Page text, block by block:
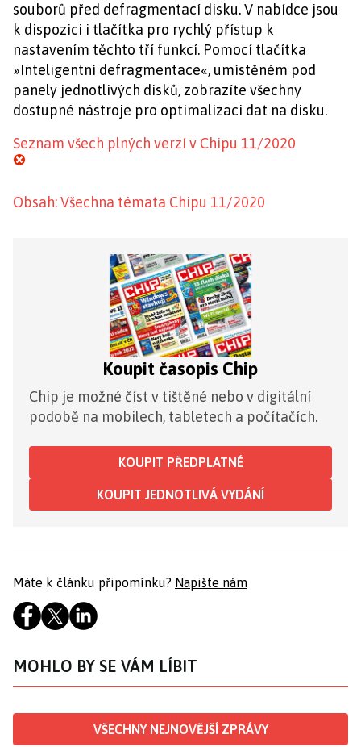
souborů před defragmentací disku. V nabídce jsou
k dispozici i tlačítka pro rychlý přístup k
nastavením těchto tří funkcí. Pomocí tlačítka
»Inteligentní defragmentace«, umístěném pod
panely jednotlivých disků, zobrazíte všechny
dostupné nástroje pro optimalizaci dat na disku.
Seznam všech plných verzí v Chipu 11/2020
Obsah: Všechna témata Chipu 11/2020
Koupit časopis Chip
Chip je možné číst v tištěné nebo v digitální
podobě na mobilech, tabletech a počítačích.
KOUPIT PŘEDPLATNÉ
KOUPIT JEDNOTLIVÁ VYDÁNÍ
Máte k článku připomínku? Napište nám
MOHLO BY SE VÁM LÍBIT
VŠECHNY NEJNOVĚJŠÍ ZPRÁVY